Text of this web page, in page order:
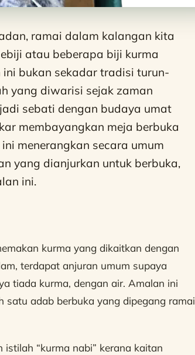
ramai dalam kalangan kita
atau beberapa biji kurma
bukan sekadar tradisi turun-
yang diwarisi sejak zaman
sebati dengan budaya umat
membayangkan meja berbuka
menerangkan secara umum
yang dianjurkan untuk berbuka,
ini.
kurma yang dikaitkan dengan
terdapat anjuran umum supaya
tiada kurma, dengan air. Amalan ini
adab berbuka yang dipegang ramai
“kurma nabi” kerana kaitan